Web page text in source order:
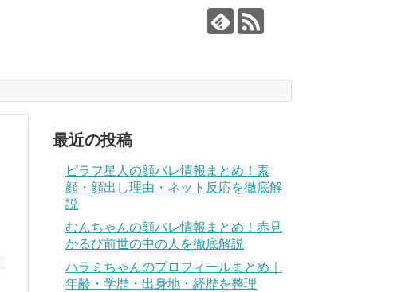
最近の投稿
ピラフ星人の顔バレ情報まとめ！素
顔・顔出し理由・ネット反応を徹底解
説
むんちゃんの顔バレ情報まとめ！赤見
かるび前世の中の人を徹底解説
ハラミちゃんのプロフィールまとめ｜
年齢・学歴・出身地・経歴を整理